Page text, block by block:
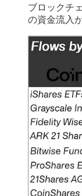
ブロックチ
の資金流入